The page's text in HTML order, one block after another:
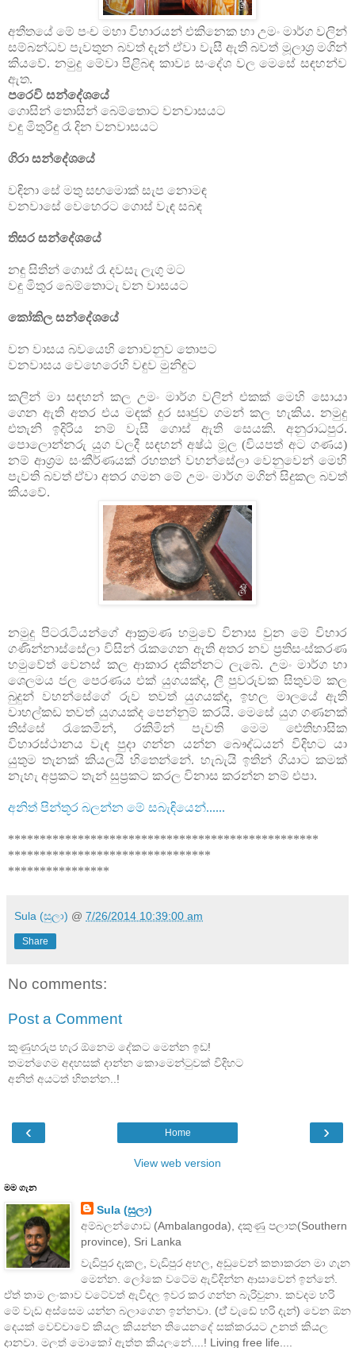
අතීතයේ මේ පංච මහා විහාරයන් එකිනෙක හා උමං මාර්ග වලින්
සම්බන්ධව පැවතුන බවත් දැන් ඒවා වැසී ඇති බවත් මූලාශ්‍ර මගින්
කියවේ. නමුදු මේවා පිළිබඳ කාව්‍ය සංදේශ වල මෙසේ සඳහන්ව
ඇත.
පරෙවි සන්දේශයේ
ගොසින් තොසින් බෙම්තොට වනවාසයට
වඳු මිතුරිඳු රෑ දින වනවාසයට
ගිරා සන්දේශයේ
වඳිනා සේ මතු සඟමොක් සැප නොමඳ
වනවාසේ වෙහෙරට ගොස් වැඳ සබඳ
තිසර සන්දේශයේ
නඳු සිතින් ගොස් රෑ දවසැ ලැගු මට
වඳු මිතුර බෙම්තොටැ වන වාසයට
කෝකිල සන්දේශයේ
වන වාසය බවයෙහි නොවනුව තොපට
වනවාසය වෙහෙරෙහි වඳුව මුනිඳුට
කලින් මා සඳහන් කල උමං මාර්ග වලින් එකක් මෙහි සොයා
ගෙන ඇති අතර එය මඳක් දුර සෘජුව ගමන් කල හැකිය. නමුදු
එතැනි ඉදිරිය නම් වැසී ගොස් ඇති සෙයකි. අනුරාධපුර.
පොලොන්නරු යුග වලදී සඳහන් අෂ්ඨ මූල (වියපත් අට ගණය)
නම් ආශ්‍රම සංකීර්ණයක් රහතන් වහන්සේලා වෙනුවෙන් මෙහි
පැවති බවත් ඒවා අතර ගමන මේ උමං මාර්ග මගින් සිදුකල බවත්
කියවේ.
නමුදු පිටරැටියන්ගේ ආක්‍රමණ හමුවේ විනාස වුන මේ විහාර
ගණින්නාස්සේලා විසින් රැකගෙන ඇති අතර නව ප්‍රතිසංස්කරණ
හමුවේත් වෙනස් කල ආකාර දකින්නට ලැබේ. උමං මාර්ග හා
ශෙලමය ජල පෙරණය එක් යුගයක්ද, ලී පුවරුවක සිතුවම් කල
බුදුන් වහන්සේගේ රුව තවත් යුගයක්ද, ඉහල මාලයේ ඇති
වාහල්කඩ තවත් යුගයක්ද පෙන්නුම් කරයි. මෙසේ යුග ගණනක්
තිස්සේ රැකෙමින්, රකිමින් පැවති මෙම ඓතිහාසික
විහාරස්ථානය වැඳ පුදා ගන්න යන්න බෞද්ධයන් විදිහට යා
යුතුම තැනක් කියලයි හිතෙන්නේ. හැබැයි ඉතින් ගියාට කමක්
නැහැ අප්‍රකට තැන් සුප්‍රකට කරල විනාස කරන්න නම් එපා.
අනිත් පින්තූර බලන්න මේ සබැඳියෙන්......
*************************************************
********************************
****************
Sula (සුලා) @ 7/26/2014 10:39:00 am
Share
No comments:
Post a Comment
කුණුහරුප හැර ඕනෙම දේකට මෙන්න ඉඩ!
තමන්ගෙම අදහසක් දාන්න කොමෙන්ටුවක් විදිහට
අනිත් අයටත් හිතන්න..!
‹ ›
Home
View web version
මම ගැන
Sula (සුලා)
අම්බලන්ගොඩ (Ambalangoda), දකුණු පලාත(Southern
province), Sri Lanka
වැඩිපුර දැකල, වැඩිපුර අහල, අඩුවෙන් කතාකරන මා ගැන
මෙන්න. ලෝකෙ වටේම ඇවිදින්න ආසාවෙන් ඉන්නේ.
ඒත් තාම ලංකාව වටේවත් ඇවිදල ඉවර කර ගන්න බැරිවුනා. කවදම හරි
මේ වැඩ අස්සෙම යන්න බලාගෙන ඉන්නවා. (ඒ් වැඩේ හරි දැන්) වෙන ඕන
දෙයක් වෙච්චාවේ කියල කියන්න තියෙනදේ සක්කරයට උනත් කියල
දානවා. මලත් මොකෝ ඇත්ත කියලනේ....! Living free life....